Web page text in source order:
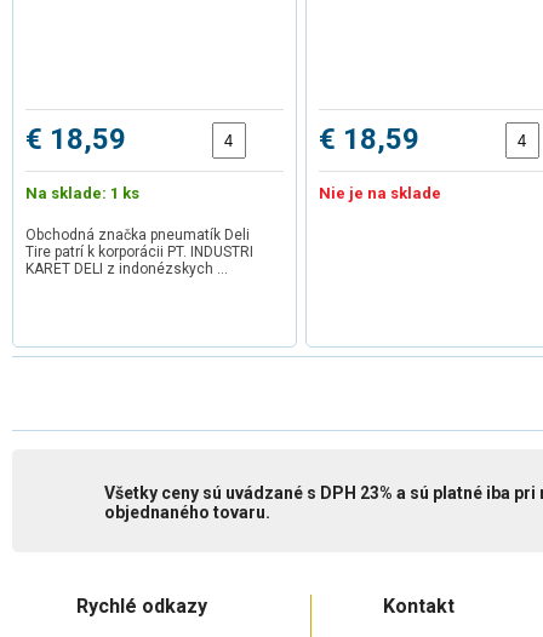
€ 18,59
Na sklade: 1 ks
Obchodná značka pneumatík Deli
Tire patrí k korporácii PT. INDUSTRI
KARET DELI z indonézskych …
€ 18,59
Nie je na sklade
Všetky ceny sú uvádzané s DPH 23% a sú platné iba
objednaného tovaru.
Rychlé odkazy Kontakt